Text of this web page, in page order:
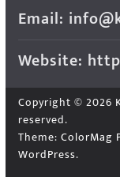
Email:
Website:
Copyright © 2026
reserved.
Theme: ColorMag
WordPress.